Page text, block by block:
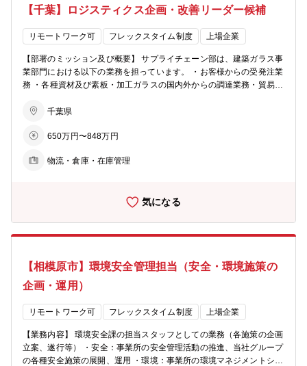
【千葉】ロジスティクス企画・改善リーダー候補
リモートワーク可 フレックスタイム制度 上場企業
【部署のミッション及び概要】 サプライチェーン部は、建築ガラス事
業部門における以下の業務を担っています。 ・お客様からの受発注業
務 ・各種資材及び素板・加工ガラスの国内外からの調達業務・貿易業
所内の素板ガラス、加工ガラスの在庫・入出庫管理 ・日本国内の輸配
ター傘下の製品管理グループの幹部候補として、主に下記を担当して
ます。
推進 ２）物流課題に対する方針の立案とマネジメント ３）DX化PJへ
子ビルディングプロダクツ（株）サプライチェーン部門 ロジスティ
クスセンター 製品管理グループ への出向） 【組織構成】 21名 3
0代～50代 【キャリア】 将来的には下記のようなマネジメント業務を
お任せすることを想定しております。 ・ロジスティクスセンター全体
のマネジメント ・サプライチェーン部門全体の統括 【本ポジション
の魅力】 ご自身のアイデアを業務改善に取り入れ・実現化出来るこ
と。 上
下隔たりなくオープンにディスカッションが展開出来るため、チーム
千葉県
650万円〜848万円
物流・倉庫・在庫管理
気になる
【相模原市】環境安全管理担当（安全・環境施策の
企画・運用）
リモートワーク可 フレックスタイム制度 上場企業
【業務内容】 環境安全課の担当スタッフとしての業務（各施策の企画
立案、遂行等） ・安全：事業所の安全管理活動の推進、当社グループ
の各種安全施策の展開、運用 ・環境：事業所の環境マネジメントシス